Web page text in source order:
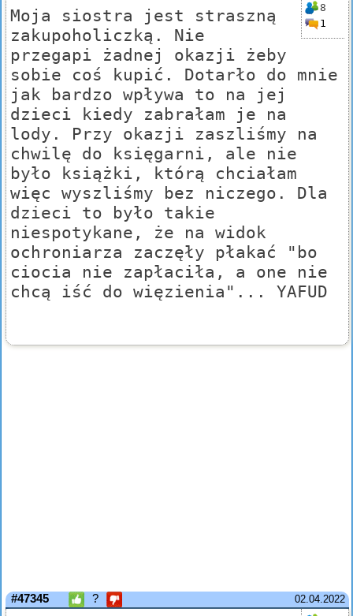
8
1
Moja siostra jest straszną
zakupoholiczką. Nie
przegapi żadnej okazji żeby
sobie coś kupić. Dotarło do mnie
jak bardzo wpływa to na jej
dzieci kiedy zabrałam je na
lody. Przy okazji zaszliśmy na
chwilę do księgarni, ale nie
było książki, którą chciałam
więc wyszliśmy bez niczego. Dla
dzieci to było takie
niespotykane, że na widok
ochroniarza zaczęły płakać "bo
ciocia nie zapłaciła, a one nie
chcą iść do więzienia"... YAFUD
02.04.2022
#47345 ?